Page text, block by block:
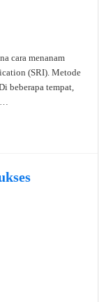
cara menanam
(SRI). Metode
beberapa tempat,